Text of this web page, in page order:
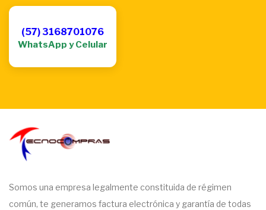
(57) 3168701076
WhatsApp y Celular
Somos una empresa legalmente constituida de régimen
común, te generamos factura electrónica y garantía de todas